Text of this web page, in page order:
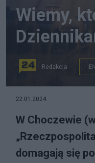
Wiemy,
Redakcja
22.01.2024
W Choczewie
domagają się